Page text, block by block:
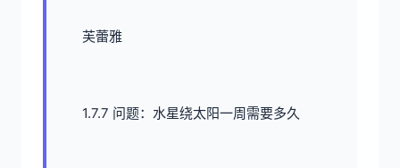
芙蕾雅
1.7.7 问题：水星绕太阳一周需要多久